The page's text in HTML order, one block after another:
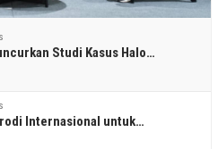
Studi Kasus Halo…
Internasional untuk…